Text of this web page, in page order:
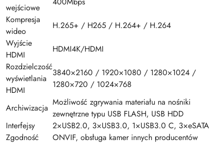
wejściowe
Kompresja
wideo
H.265+ / H265 / H.264+ / H.264
Wyjście
HDMI
HDMI4K/HDMI
Rozdzielczość
wyświetlania
HDMI
3840×2160 / 1920×1080 / 1280×1024 /
1280×720 / 1024×768
Archiwizacja
Możliwość zgrywania materiału na nośniki
zewnętrzne typu USB FLASH, USB HDD
Interfejsy
2×USB2.0, 3×USB3.0, 1×USB3.0 C, 3×eSATA
Zgodność
ONVIF, obsługa kamer innych producentów